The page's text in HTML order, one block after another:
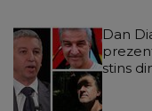
Dan
stins